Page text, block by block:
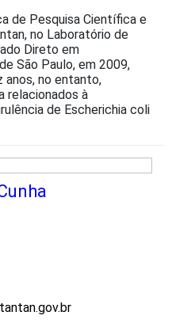
de Pesquisa Científica e
no Laboratório de
Direto em
São Paulo, em 2009,
anos, no entanto,
relacionados à
de Escherichia coli